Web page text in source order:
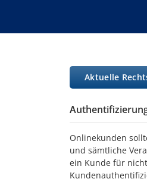
Aktuelle
Onlinekunden
und sämtliche
ein Kunde für